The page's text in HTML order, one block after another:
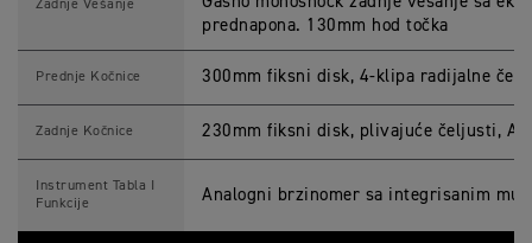
Zadnje Vešanje
prednapona. 130mm hod točka
Prednje Kočnice 300mm fiksni disk, 4-klipa radijalne
Zadnje Kočnice 230mm fiksni disk, plivajuće čeljusti,
Instrument Tabla I
Funkcije
Analogni brzinomer sa integrisanim